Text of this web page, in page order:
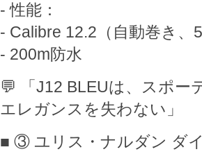
- 性能：
- Calibre 12.2（自動巻き、
- 200m防水
💬 「J12 BLEUは、スポ
エレガンスを失わない」
■ ③ ユリス・ナルダン ダ